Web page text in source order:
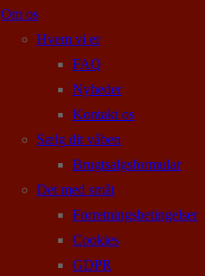
Om os
Hvem vi er
FAQ
Nyheder
Kontakt os
Sælg dit våben
Brugtsalgsformular
Det med småt
Forretningsbetingelser
Cookies
GDPR